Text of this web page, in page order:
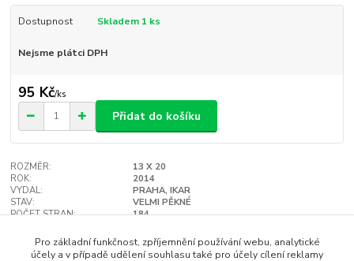
Dostupnost Skladem 1 ks
Nejsme plátci DPH
95 Kč/ks
Přidat do košíku
ROZMĚR:
13 X 20
ROK:
2014
VYDAL:
PRAHA, IKAR
STAV:
VELMI PĚKNÉ
POČET STRAN:
184
Hlídat cenu / dostupnost
Pro základní funkčnost, zpříjemnění používání webu, analytické
účely a v případě udělení souhlasu také pro účely cílení reklamy